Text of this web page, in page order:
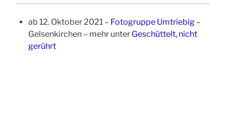
ab 12. Oktober 2021 – Fotogruppe Umtriebig –
Gelsenkirchen – mehr unter Geschüttelt, nicht
gerührt